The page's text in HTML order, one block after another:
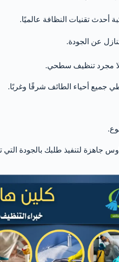
تقنيات النظافة عالميًا.
عن الجودة.
مجرد تنظيف سطحي.
أحياء الطائف شرقًا وغربًا.
جاهزة لتنفيذ طلبك بالجودة التي